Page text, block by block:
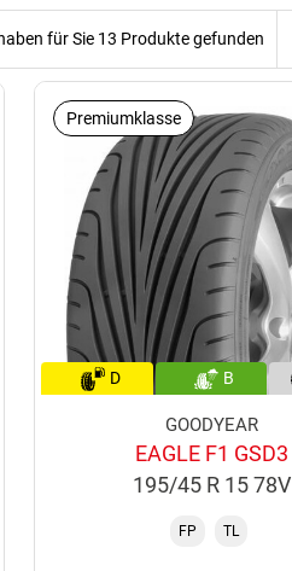
für Sie 13 Produkte gefunden
Premiumklasse
D B
GOODYEAR
EAGLE F1 GSD3
195/45 R 15 78V
FP TL